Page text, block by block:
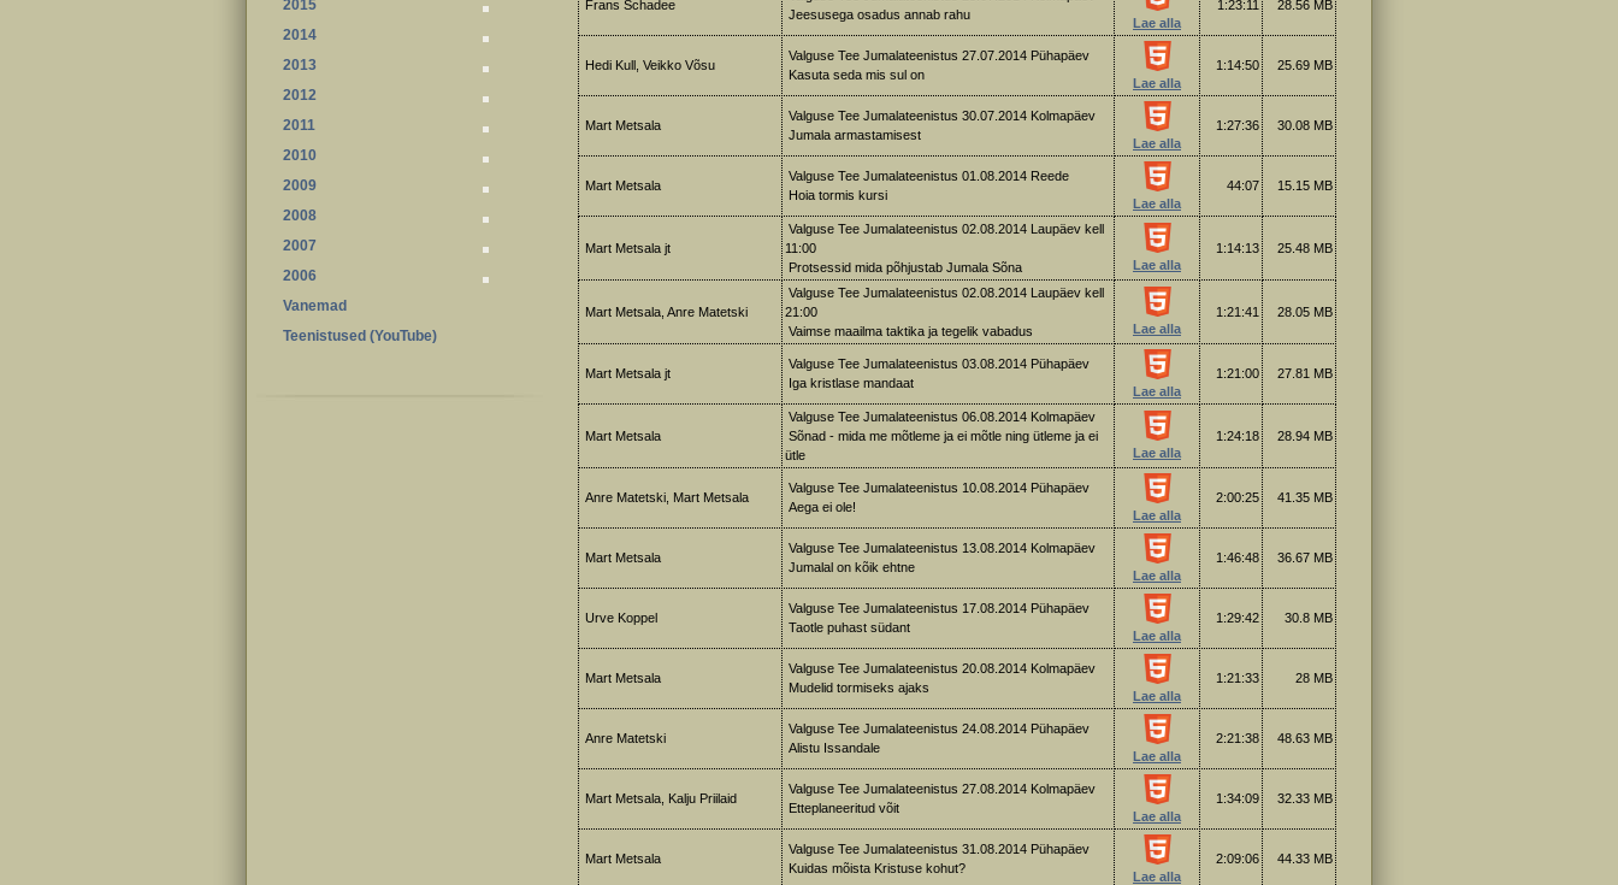
2015
2014
2013
2012
2011
2010
2009
2008
2007
2006
Vanemad
Teenistused (YouTube)
Frans Schadee
Jeesusega osadus annab rahu
Lae alla
1:23:11 28.56 MB
Hedi Kull, Veikko Võsu
Valguse Tee Jumalateenistus 27.07.2014 Pühapäev
Kasuta seda mis sul on
Lae alla
1:14:50 25.69 MB
Mart Metsala
Valguse Tee Jumalateenistus 30.07.2014 Kolmapäev
Jumala armastamisest
Lae alla
1:27:36 30.08 MB
Mart Metsala
Valguse Tee Jumalateenistus 01.08.2014 Reede
Hoia tormis kursi
Lae alla
44:07 15.15 MB
Mart Metsala jt
Valguse Tee Jumalateenistus 02.08.2014 Laupäev kell
11:00
Protsessid mida põhjustab Jumala Sõna
Lae alla
1:14:13 25.48 MB
Mart Metsala, Anre Matetski
Valguse Tee Jumalateenistus 02.08.2014 Laupäev kell
21:00
Vaimse maailma taktika ja tegelik vabadus
Lae alla
1:21:41 28.05 MB
Mart Metsala jt
Valguse Tee Jumalateenistus 03.08.2014 Pühapäev
Iga kristlase mandaat
Lae alla
1:21:00 27.81 MB
Mart Metsala
Valguse Tee Jumalateenistus 06.08.2014 Kolmapäev
Sõnad - mida me mõtleme ja ei mõtle ning ütleme ja ei
ütle
Lae alla
1:24:18 28.94 MB
Anre Matetski, Mart Metsala
Valguse Tee Jumalateenistus 10.08.2014 Pühapäev
Aega ei ole!
Lae alla
2:00:25 41.35 MB
Mart Metsala
Valguse Tee Jumalateenistus 13.08.2014 Kolmapäev
Jumalal on kõik ehtne
Lae alla
1:46:48 36.67 MB
Urve Koppel
Valguse Tee Jumalateenistus 17.08.2014 Pühapäev
Taotle puhast südant
Lae alla
1:29:42 30.8 MB
Mart Metsala
Valguse Tee Jumalateenistus 20.08.2014 Kolmapäev
Mudelid tormiseks ajaks
Lae alla
1:21:33 28 MB
Anre Matetski
Valguse Tee Jumalateenistus 24.08.2014 Pühapäev
Alistu Issandale
Lae alla
2:21:38 48.63 MB
Mart Metsala, Kalju Priilaid
Valguse Tee Jumalateenistus 27.08.2014 Kolmapäev
Etteplaneeritud võit
Lae alla
1:34:09 32.33 MB
Mart Metsala
Valguse Tee Jumalateenistus 31.08.2014 Pühapäev
Kuidas mõista Kristuse kohut?
Lae alla
2:09:06 44.33 MB